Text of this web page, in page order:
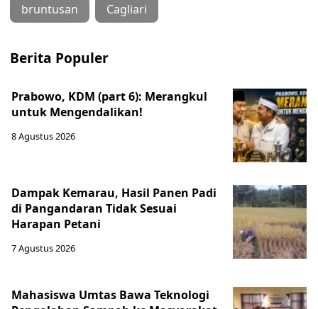
bruntusan Cagliari
Berita Populer
Prabowo, KDM (part 6): Merangkul
untuk Mengendalikan!
8 Agustus 2026
Dampak Kemarau, Hasil Panen Padi
di Pangandaran Tidak Sesuai
Harapan Petani
7 Agustus 2026
Mahasiswa Umtas Bawa Teknologi